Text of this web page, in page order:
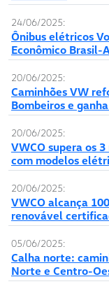
24/06/2025:
Ônibus elétricos
Econômico Brasil-
20/06/2025:
Caminhões VW
Bombeiros e
20/06/2025:
VWCO supera os
com modelos
20/06/2025:
VWCO alcança
renovável
05/06/2025:
Calha norte:
Norte e Centro-